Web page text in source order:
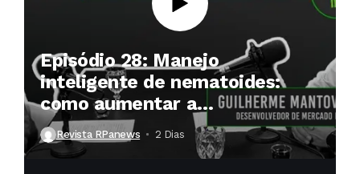
Episódio 28: Manejo
inteligente de nematoides:
como aumentar a
produtividade das soqueiras?
Revista RPanews 2 Dias ⁮